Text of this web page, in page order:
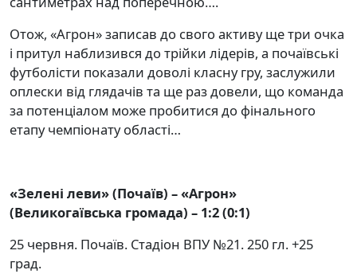
Отож, «Агрон» записав до свого активу ще три очка
і притул наблизився до трійки лідерів, а почаївські
футболісти показали доволі класну гру, заслужили
оплески від глядачів та ще раз довели, що команда
за потенціалом може пробитися до фінального
етапу чемпіонату області…
«Зелені леви» (Почаїв) – «Агрон»
(Великогаївська громада) – 1:2 (0:1)
25 червня. Почаїв. Стадіон ВПУ №21. 250 гл. +25
град.